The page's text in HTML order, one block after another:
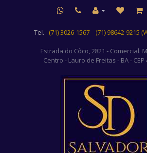
Tel. (71) 3026-1567 (71) 98642-9215
Estrada do Côco, 2821 - Comercial.
Centro - Lauro de Freitas - BA - CEP